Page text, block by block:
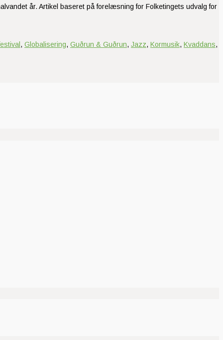
år. Artikel baseret på forelæsning for Folketingets udvalg for
, Globalisering, Guðrun & Guðrun, Jazz, Kormusik, Kvaddans,